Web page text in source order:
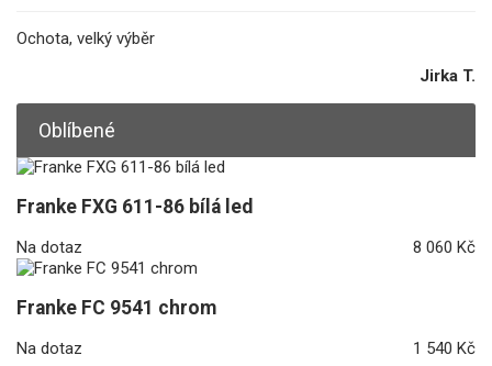
Ochota, velký výběr
Jirka T.
Oblíbené
Franke FXG 611-86 bílá led
Na dotaz 8 060 Kč
Franke FC 9541 chrom
Na dotaz 1 540 Kč